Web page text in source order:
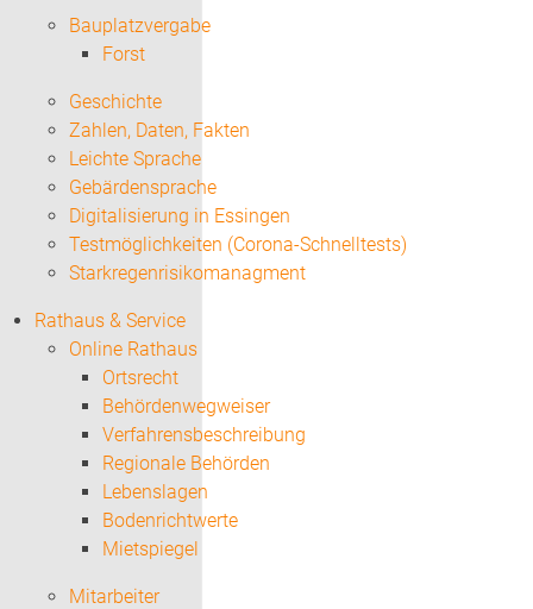
Bauplatzvergabe
Forst
Geschichte
Zahlen, Daten, Fakten
Leichte Sprache
Gebärdensprache
Digitalisierung in Essingen
Testmöglichkeiten (Corona-Schnelltests)
Starkregenrisikomanagment
Rathaus & Service
Online Rathaus
Ortsrecht
Behördenwegweiser
Verfahrensbeschreibung
Regionale Behörden
Lebenslagen
Bodenrichtwerte
Mietspiegel
Mitarbeiter